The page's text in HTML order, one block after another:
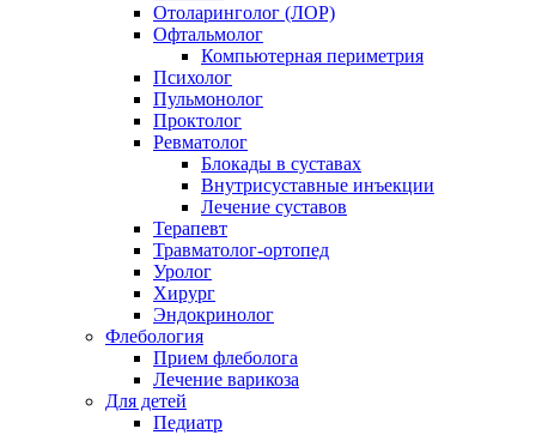
Отоларинголог (ЛОР)
Офтальмолог
Компьютерная периметрия
Психолог
Пульмонолог
Проктолог
Ревматолог
Блокады в суставах
Внутрисуставные инъекции
Лечение суставов
Терапевт
Травматолог-ортопед
Уролог
Хирург
Эндокринолог
Флебология
Прием флеболога
Лечение варикоза
Для детей
Педиатр